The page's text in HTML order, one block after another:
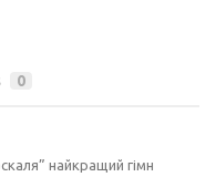
0
найкращий гімн